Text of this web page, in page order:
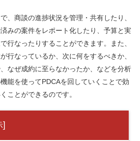
、商談の進捗状況を管理・共有したり、
みの案件をレポート化したり、予算と実
行なったりすることができます。また、
行なっているか、次に何をするべきか、
なぜ成約に至らなかったか、などを分析
能を使ってPDCAを回していくことで効
ことができるのです。
]